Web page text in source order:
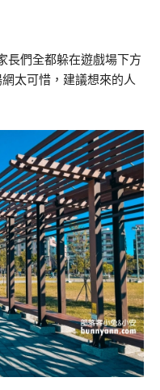
長們全都躲在遊戲場下方
太可惜，建議想來的人